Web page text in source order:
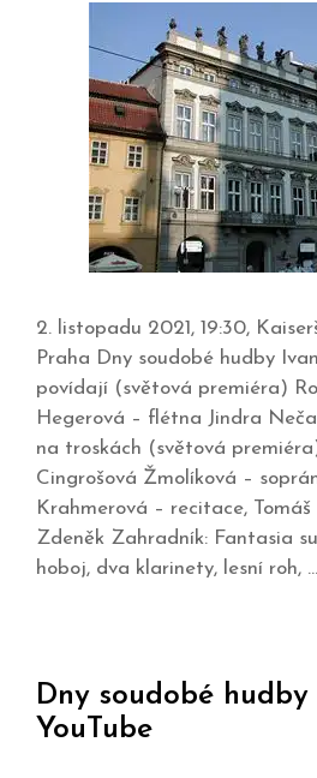
2. listopadu 2021, 19:30,
Praha Dny soudobé hudby
povídají (světová premiéra)
Hegerová – flétna Jindra
na troskách (světová
Cingrošová Žmolíková –
Krahmerová – recitace,
Zdeněk Zahradník: Fantasia
hoboj, dva klarinety, lesní roh, …
Dny soudobé
YouTube